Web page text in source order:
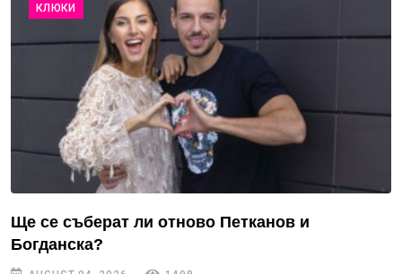
КЛЮКИ
Ще се съберат ли отново Петканов и
Богданска?